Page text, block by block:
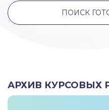
ПОИСК
АРХИВ КУРСОВЫХ